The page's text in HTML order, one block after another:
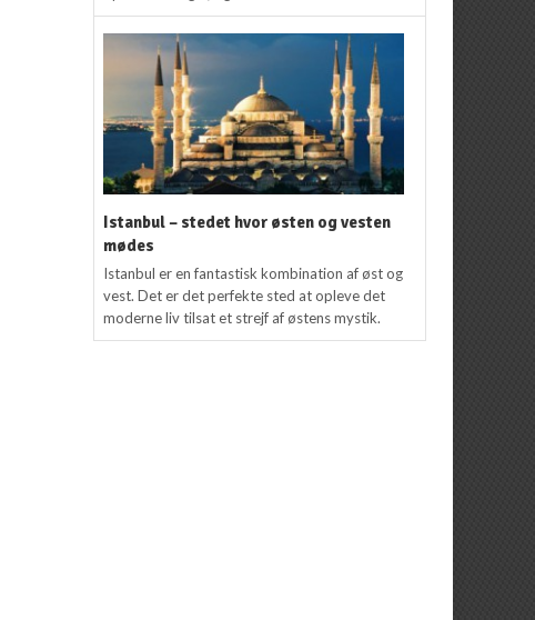
Istanbul – stedet hvor østen og vesten
mødes
Istanbul er en fantastisk kombination af øst og
vest. Det er det perfekte sted at opleve det
moderne liv tilsat et strejf af østens mystik.